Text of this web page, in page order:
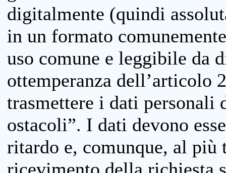
digitalmente (quindi
in un formato
uso comune e leggibile da
ottemperanza dell’articolo
trasmettere i dati personali
ostacoli”. I dati devono
ritardo e, comunque, al più
ricevimento della richiesta